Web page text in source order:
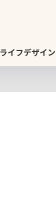
ライフデザイ